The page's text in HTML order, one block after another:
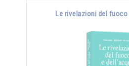
Le rivelazioni del fuoco